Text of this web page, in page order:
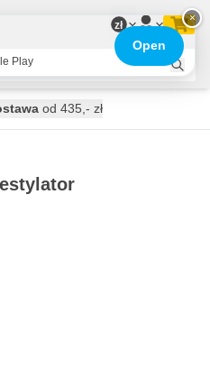
zł
wysyłka jutro
od 435,- zł
×
Play
Open